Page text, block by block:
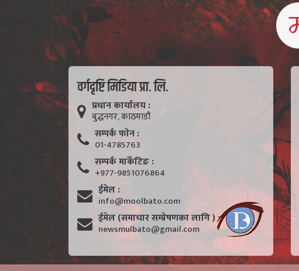
वर्गदृष्टि मिडिया प्रा. लि.
प्रधान कार्यालय :
बुद्धनगर, काठमाडाैं
सम्पर्क फाेन :
01-4785763
सम्पर्क मार्केटिङ :
+977-9851076864
ईमेल :
info@moolbato.com
ईमेल (समाचार सम्प्रेषणका लागि ) :
newsmulbato@gmail.com